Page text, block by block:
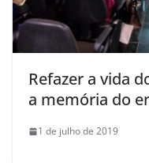
Refazer a vida
a memória do
1 de julho de 2019